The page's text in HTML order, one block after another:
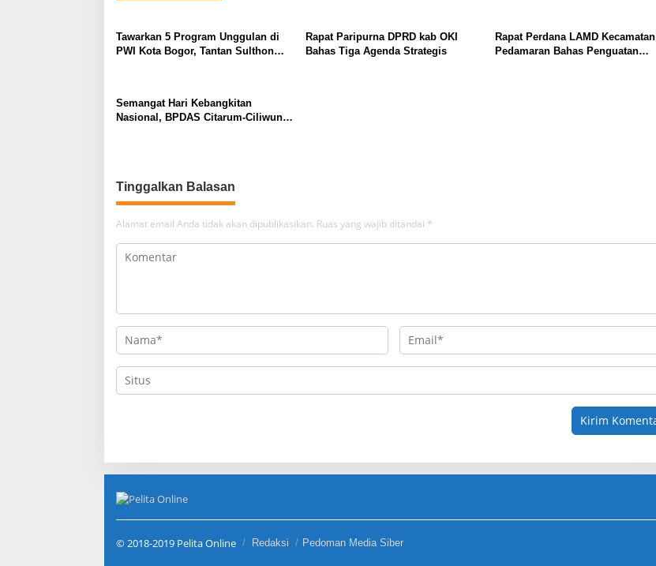
a
s
p
o
Tawarkan 5 Program Unggulan di
PWI Kota Bogor, Tantan Sulthon
Rapat Paripurna DPRD kab OKI
Bahas Tiga Agenda Strategis
Rapat Perdana LAMD Kecamatan
Pedamaran Bahas Penguatan
Semangat Hari Kebangkitan
Nasional, BPDAS Citarum-Ciliwung
Tinggalkan Balasan
Alamat email Anda tidak akan dipublikasikan. Ruas yang wajib ditandai *
© 2018-2019 Pelita Online Redaksi Pedoman Media Siber